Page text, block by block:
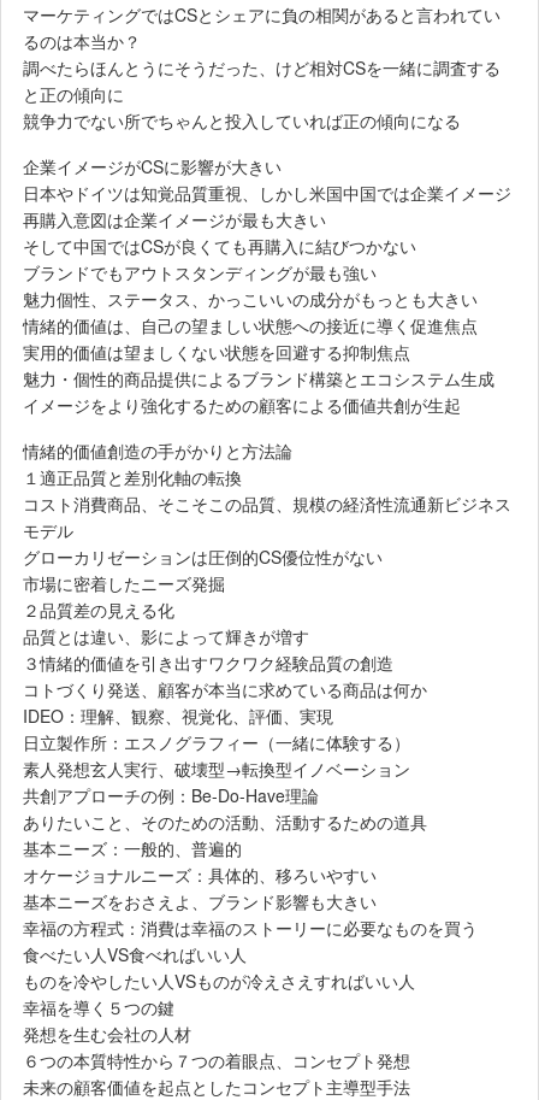
マーケティングではCSとシェアに負の相関があると言われてい
るのは本当か？
調べたらほんとうにそうだった、けど相対CSを一緒に調査する
と正の傾向に
競争力でない所でちゃんと投入していれば正の傾向になる
企業イメージがCSに影響が大きい
日本やドイツは知覚品質重視、しかし米国中国では企業イメージ
再購入意図は企業イメージが最も大きい
そして中国ではCSが良くても再購入に結びつかない
ブランドでもアウトスタンディングが最も強い
魅力個性、ステータス、かっこいいの成分がもっとも大きい
情緒的価値は、自己の望ましい状態への接近に導く促進焦点
実用的価値は望ましくない状態を回避する抑制焦点
魅力・個性的商品提供によるブランド構築とエコシステム生成
イメージをより強化するための顧客による価値共創が生起
情緒的価値創造の手がかりと方法論
１適正品質と差別化軸の転換
コスト消費商品、そこそこの品質、規模の経済性流通新ビジネス
モデル
グローカリゼーションは圧倒的CS優位性がない
市場に密着したニーズ発掘
２品質差の見える化
品質とは違い、影によって輝きが増す
３情緒的価値を引き出すワクワク経験品質の創造
コトづくり発送、顧客が本当に求めている商品は何か
IDEO：理解、観察、視覚化、評価、実現
日立製作所：エスノグラフィー（一緒に体験する）
素人発想玄人実行、破壊型→転換型イノベーション
共創アプローチの例：Be-Do-Have理論
ありたいこと、そのための活動、活動するための道具
基本ニーズ：一般的、普遍的
オケージョナルニーズ：具体的、移ろいやすい
基本ニーズをおさえよ、ブランド影響も大きい
幸福の方程式：消費は幸福のストーリーに必要なものを買う
食べたい人VS食べればいい人
ものを冷やしたい人VSものが冷えさえすればいい人
幸福を導く５つの鍵
発想を生む会社の人材
６つの本質特性から７つの着眼点、コンセプト発想
未来の顧客価値を起点としたコンセプト主導型手法